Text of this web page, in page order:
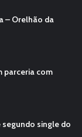
– Orelhão da
parceria com
segundo single do